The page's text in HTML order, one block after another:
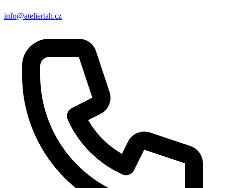
info@ateliertah.cz